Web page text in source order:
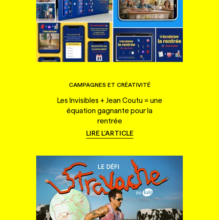
CAMPAGNES ET CRÉATIVITÉ
Les Invisibles + Jean Coutu = une
équation gagnante pour la
rentrée
LIRE L'ARTICLE